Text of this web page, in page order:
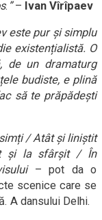
. ”– Ivan Vîrîpaev
este pur și simplu
existențialistă. O
de un dramaturg
budiste, e plină
să te prăpădești
/ Atât și liniștit
și la sfârșit / În
– pot da o
scenice care se
A dansului Delhi.